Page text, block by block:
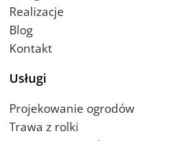
Realizacje
Blog
Kontakt
Usługi
Projekowanie ogrodów
Trawa z rolki